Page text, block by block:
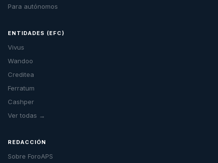
Para autónomos
ENTIDADES (EFC)
Vivus
Wandoo
Creditea
Ferratum
Cashper
Ver todas →
REDACCIÓN
Sobre ForoAPS